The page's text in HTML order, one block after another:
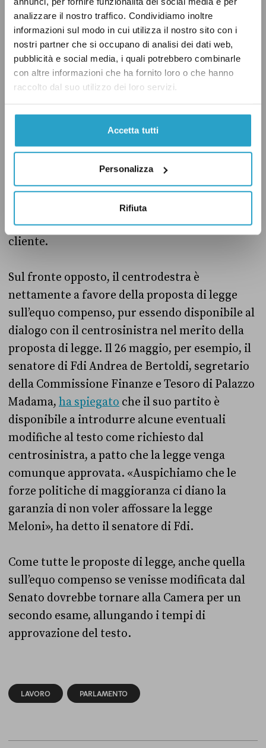
analizzare il nostro traffico. Condividiamo inoltre
informazioni sul modo in cui utilizza il nostro sito con i
nostri partner che si occupano di analisi dei dati web,
pubblicità e social media, i quali potrebbero combinarle
con altre informazioni che ha fornito loro o che hanno
raccolto dal suo utilizzo dei loro servizi.
Accetta tutti
Personalizza
Rifiuta
compenso proporzionato.
«Se voglio garantire un compenso adeguato al
professionista sanziono il committente, non il
professionista», aveva detto
per esempio la
Gribaudo il 21 maggio, intervistata dal giornale
. Al di là di questo tipo di
sanzione, il testo della proposta di legge
comunque la possibilità per il
professionista di fare ricorso in tribunale per
far valere il proprio diritto all’equo compenso e
ottenere anche un risarcimento danni dal
cliente.
Sul fronte opposto, il centrodestra è
nettamente a favore della proposta di legge
sull’equo compenso, pur essendo disponibile al
dialogo con il centrosinistra nel merito della
proposta di legge. Il 26 maggio, per esempio, il
senatore di Fdi Andrea de Bertoldi, segretario
della Commissione Finanze e Tesoro di Palazzo
Madama, ha spiegato che il suo partito è
disponibile a introdurre alcune eventuali
modifiche al testo come richiesto dal
centrosinistra, a patto che la legge venga
comunque approvata. «Auspichiamo che le
forze politiche di maggioranza ci diano la
garanzia di non voler affossare la legge
Meloni», ha detto il senatore di Fdi.
Come tutte le proposte di legge, anche quella
sull’equo compenso se venisse modificata dal
Senato dovrebbe tornare alla Camera per un
secondo esame, allungando i tempi di
approvazione del testo.
LAVORO PARLAMENTO